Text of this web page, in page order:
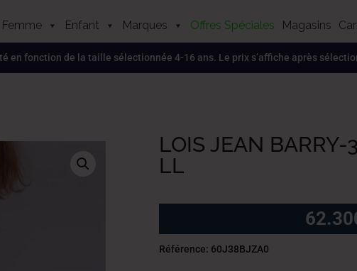
Femme Enfant Marques Offres Spéciales Magasins
en fonction de la taille sélectionnée 4-16 ans. Le prix s’affiche après
LOIS JEAN
LL
Référence: 60J38BJZA0